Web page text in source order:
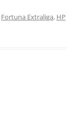
Fortuna Extraliga, HP